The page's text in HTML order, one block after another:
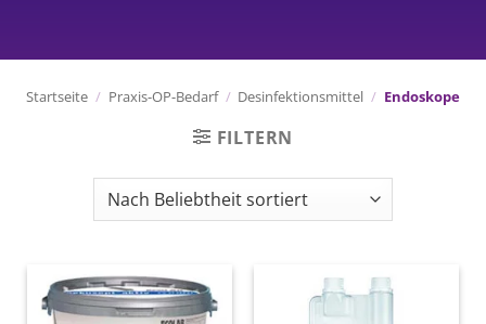
Startseite / Praxis-OP-Bedarf / Desinfektionsmittel / Endoskope
FILTERN